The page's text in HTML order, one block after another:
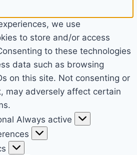
we use
to store and/or access
to these technologies
data such as browsing
on this site. Not consenting or
may adversely affect certain
Always active